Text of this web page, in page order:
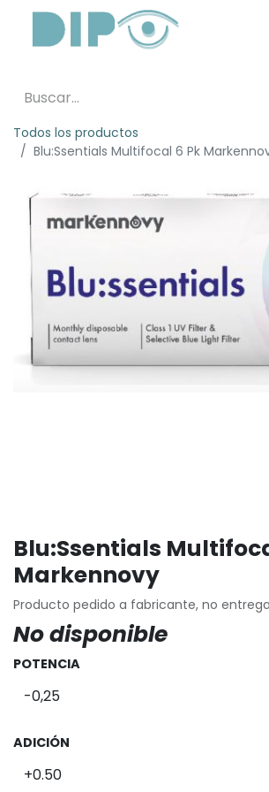
Todos los productos
Blu:Ssentials Multifocal 6 Pk
Blu:Ssentials
Markennovy
Producto pedido a fabricante, no
No disponible
POTENCIA
ADICIÓN